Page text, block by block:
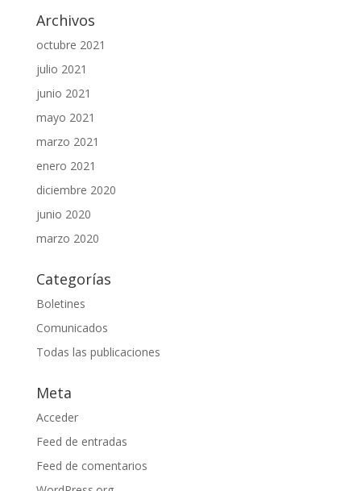
Archivos
octubre 2021
julio 2021
junio 2021
mayo 2021
marzo 2021
enero 2021
diciembre 2020
junio 2020
marzo 2020
Categorías
Boletines
Comunicados
Todas las publicaciones
Meta
Acceder
Feed de entradas
Feed de comentarios